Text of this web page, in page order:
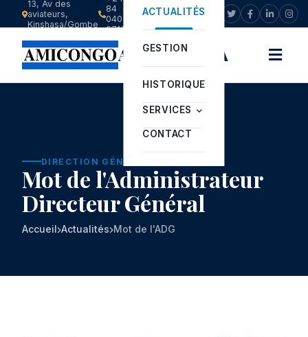
13, Av des
aviateurs,
Kinshasa/Gombe
84
040
9713
info@amicongo.com
AMICONGO SA
ACTUALITÉS
GESTION
HISTORIQUE
SERVICES
CONTACT
DIRECTION GÉNÉRALE
Mot de l'Administrateur
Directeur Général
Accueil Actualités Mot de l'ADG